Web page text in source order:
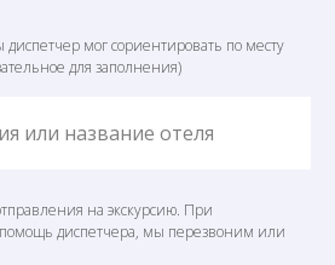
мог сориентировать по месту
для заполнения)
или название отеля
на экскурсию. При
диспетчера, мы перезвоним или